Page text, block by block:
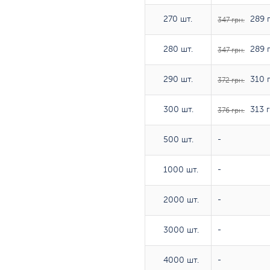
270 шт.
280 шт.
290 шт.
300 шт.
500 шт.
1000 шт.
2000 шт.
3000 шт.
4000 шт.
270 шт. 347 грн. 289
280 шт. 347 грн. 289
290 шт. 372 грн. 310
300 шт. 376 грн. 313
500 шт. -
1000 шт. -
2000 шт. -
3000 шт. -
4000 шт. -